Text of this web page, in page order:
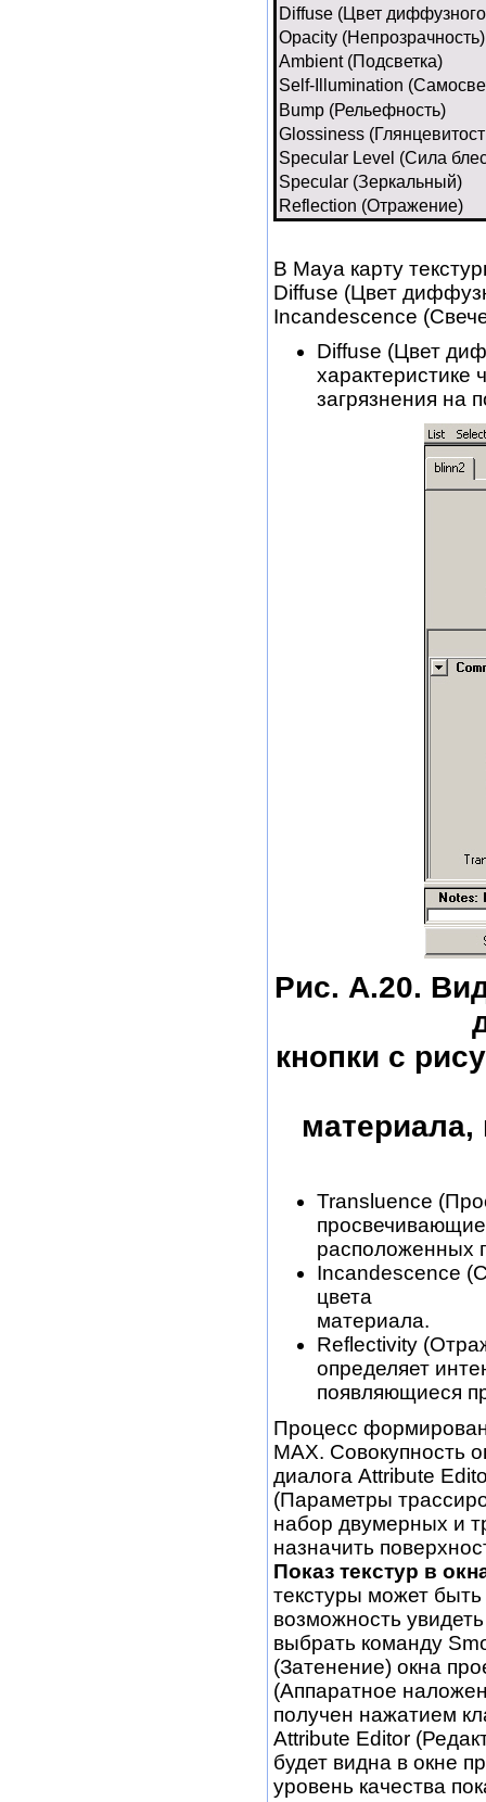
Diffuse (Цвет
Opacity (Непрозрачность)
Ambient (Подсветка)
Self-Illumination
Bump (Рельефность)
Glossiness
Specular Level (Сила
Specular (Зеркальный)
Reflection (Отражение)
В Maya карту
Diffuse (Цвет
Incandescence
Diffuse (Цвет
характеристике
загрязнения на
Рис. А.20.
кнопки с
материала,
Transluence
просвечивающие
расположенных
Incandescence
цвета
материала.
Reflectivity
определяет
появляющиеся
Процесс
МАХ. Совокупность
диалога Attribute
(Параметры
набор двумерных и
назначить
Показ текстур в
текстуры может
возможность
выбрать команду
(Затенение) окна
(Аппаратное
получен нажатием
Attribute Editor
будет видна в окне
уровень качества